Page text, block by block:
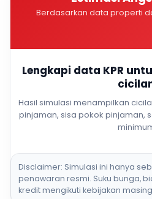
Berdasarkan data properti
Lengkapi data KPR
Hasil simulasi menampilkan
pinjaman, sisa pokok pinjaman,
Disclaimer: Simulasi ini hanya
penawaran resmi. Suku bunga,
kredit mengikuti kebijakan